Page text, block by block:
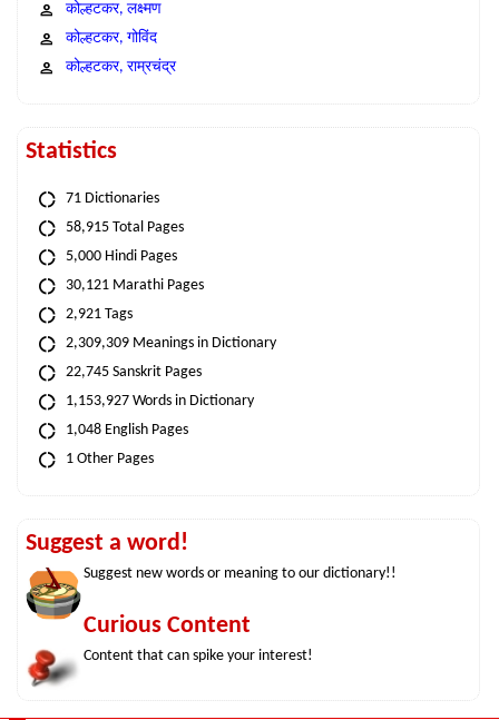
कोल्हटकर, लक्ष्मण
कोल्हटकर, गोविंद
कोल्हटकर, राम्रचंद्र
Statistics
71 Dictionaries
58,915 Total Pages
5,000 Hindi Pages
30,121 Marathi Pages
2,921 Tags
2,309,309 Meanings in Dictionary
22,745 Sanskrit Pages
1,153,927 Words in Dictionary
1,048 English Pages
1 Other Pages
Suggest a word!
Suggest new words or meaning to our dictionary!!
Curious Content
Content that can spike your interest!